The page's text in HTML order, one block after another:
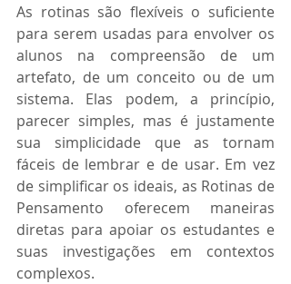
As rotinas são flexíveis o suficiente
para serem usadas para envolver os
alunos na compreensão de um
artefato, de um conceito ou de um
sistema. Elas podem, a princípio,
parecer simples, mas é justamente
sua simplicidade que as tornam
fáceis de lembrar e de usar. Em vez
de simplificar os ideais, as Rotinas de
Pensamento oferecem maneiras
diretas para apoiar os estudantes e
suas investigações em contextos
complexos.